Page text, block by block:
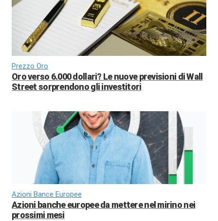
Prezzo Oro
Oro verso 6.000 dollari? Le nuove previsioni di Wall
Street sorprendono gli investitori
Azioni Bance Europee
Azioni banche europee da mettere nel mirino nei
prossimi mesi